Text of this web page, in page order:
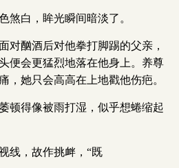
煞白，眸光瞬间暗淡了。
对酗酒后对他拳打脚踢的父亲，
便会更猛烈地落在他身上。养尊
，她只会高高在上地戳他伤疤。
顿得像被雨打湿，似乎想蜷缩起
线，故作挑衅，“既